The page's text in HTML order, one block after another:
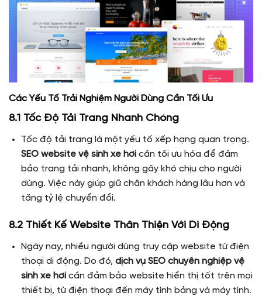
Các Yếu Tố Trải Nghiệm Người Dùng Cần Tối Ưu
8.1 Tốc Độ Tải Trang Nhanh Chóng
Tốc độ tải trang là một yếu tố xếp hạng quan trọng.
SEO website vệ sinh xe hơicần tối ưu hóa để đảm
bảo trang tải nhanh, không gây khó chịu cho người
dùng. Việc này giúp giữ chân khách hàng lâu hơn và
tăng tỷ lệ chuyển đổi.
8.2 Thiết Kế Website Thân Thiện Với Di Động
Ngày nay, nhiều người dùng truy cập website từ điện
thoại di động. Do đó, dịch vụ SEO chuyên nghiệp vệ
sinh xe hơicần đảm bảo website hiển thị tốt trên mọi
thiết bị, từ điện thoại đến máy tính bảng và máy tính.